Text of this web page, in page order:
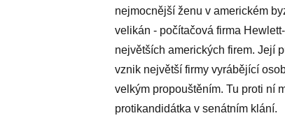
nejmocnější ženu v americkém
velikán - počítačová firma
největších amerických firem. Její
vznik největší firmy vyrábějící
velkým propouštěním. Tu proti ní
protikandidátka v senátním klání.